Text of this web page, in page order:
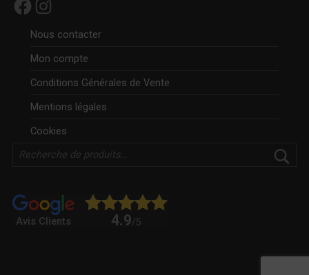
Facebook Instagram
Nous contacter
Mon compte
Conditions Générales de Vente
Mentions légales
Cookies
Avis Clients 4.9/5